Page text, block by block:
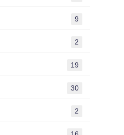
9
2
19
30
2